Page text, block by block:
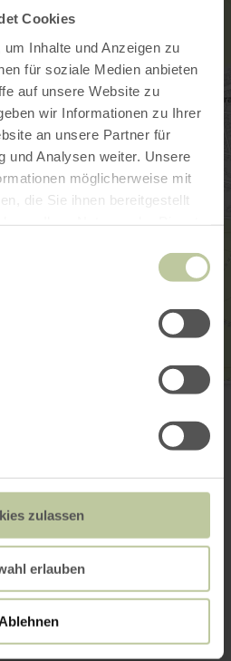
Cookies
Inhalte und Anzeigen zu
für soziale Medien anbieten
auf unsere Website zu
wir Informationen zu Ihrer
an unsere Partner für
und Analysen weiter. Unsere
möglicherweise mit
die Sie ihnen bereitgestellt
zulassen
erlauben